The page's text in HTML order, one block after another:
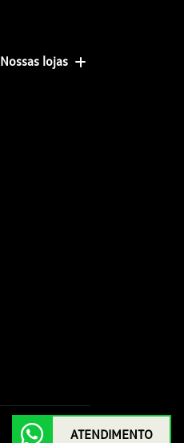
Nossas lojas
ATENDIMENTO